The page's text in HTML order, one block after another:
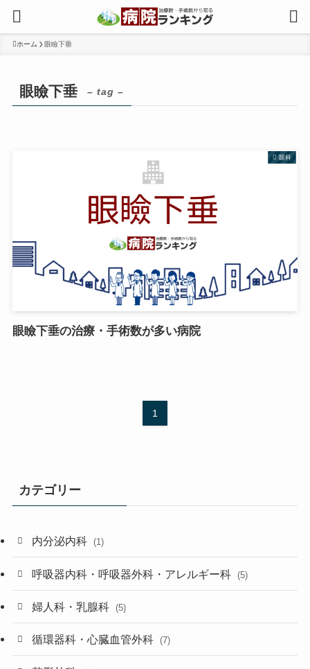
ホーム 眼瞼下垂
眼瞼下垂 – tag –
眼科
眼瞼下垂の治療・手術数が多い病院
1
カテゴリー
内分泌内科 (1)
呼吸器内科・呼吸器外科・アレルギー科 (5)
婦人科・乳腺科 (5)
循環器科・心臓血管外科 (7)